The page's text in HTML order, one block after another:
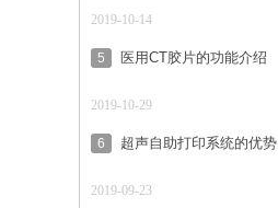
2019-10-14
5 医用CT胶片的功能介绍
2019-10-29
6 超声自助打印系统的优势
2019-09-23